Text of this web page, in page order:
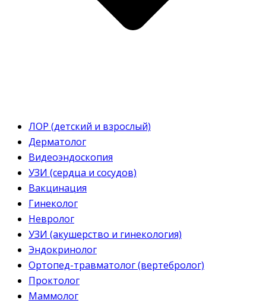
ЛОР (детский и взрослый)
Дерматолог
Видеоэндоскопия
УЗИ (сердца и сосудов)
Вакцинация
Гинеколог
Невролог
УЗИ (акушерство и гинекология)
Эндокринолог
Ортопед-травматолог (вертебролог)
Проктолог
Маммолог